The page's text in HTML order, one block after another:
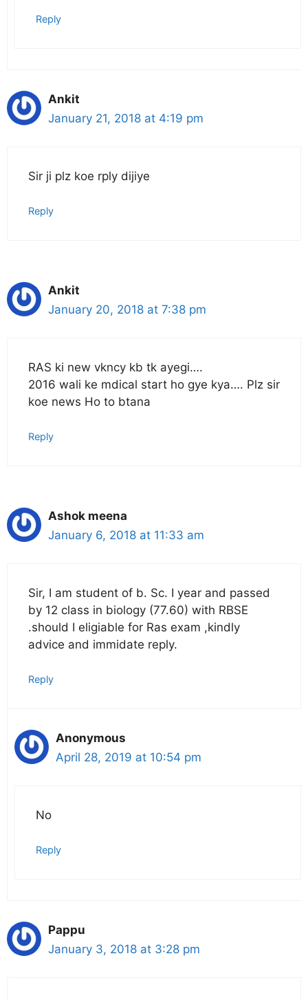
Reply
Ankit
January 21, 2018 at 4:19 pm
Sir ji plz koe rply dijiye
Reply
Ankit
January 20, 2018 at 7:38 pm
RAS ki new vkncy kb tk ayegi….
2016 wali ke mdical start ho gye kya…. Plz sir
koe news Ho to btana
Reply
Ashok meena
January 6, 2018 at 11:33 am
Sir, I am student of b. Sc. I year and passed
by 12 class in biology (77.60) with RBSE
.should I eligiable for Ras exam ,kindly
advice and immidate reply.
Reply
Anonymous
April 28, 2019 at 10:54 pm
No
Reply
Pappu
January 3, 2018 at 3:28 pm